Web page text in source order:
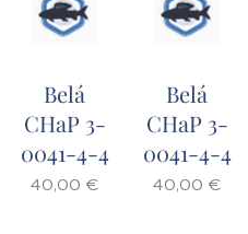
Belá
CHaP 3-
0041-4-4
40,00 €
Belá
CHaP 3-
0041-4-4
40,00 €